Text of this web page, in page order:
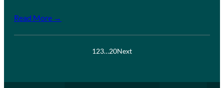
Read More →
123…20Next